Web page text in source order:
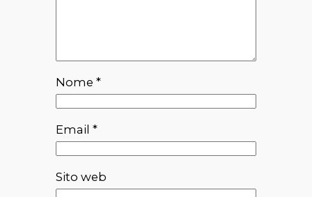
Nome *
Email *
Sito web